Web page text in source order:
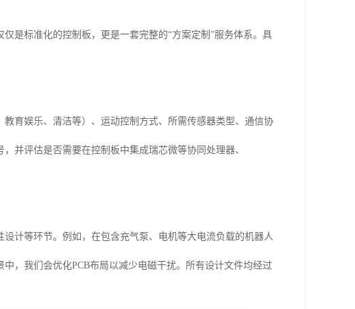
是标准化的控制板，更是一套完整的“方案定制”服务体系。具
育娱乐、清洁等）、运动控制方式、所需传感器类型、通信协
并评估是否需要在控制板中集成瑞芯微等协同处理器、
计等环节。例如，在包含充气泵、电机等大电流负载的机器人
，我们会优化PCB布局以减少电磁干扰。所有设计文件均经过